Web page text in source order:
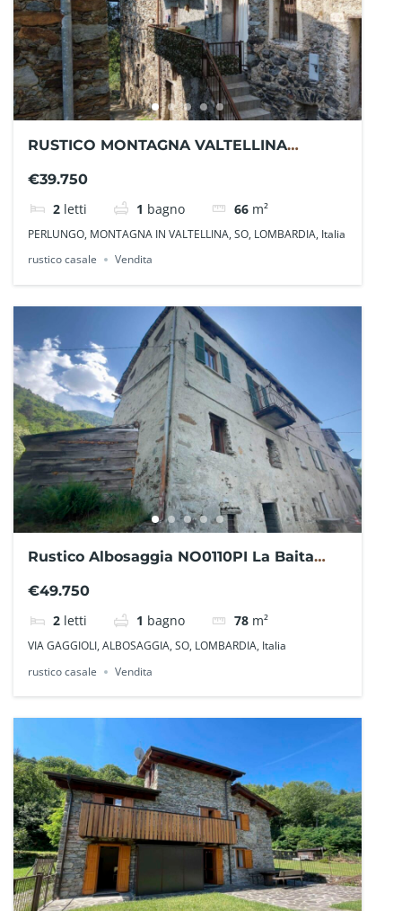
RUSTICO MONTAGNA VALTELLINA
€39.750
2 letti 1 bagno 66 m²
PERLUNGO, MONTAGNA IN VALTELLINA, SO, LOMBARDIA, Italia
rustico casale
Vendita
Rustico Albosaggia NO0110PI La Baita
€49.750
2 letti 1 bagno 78 m²
VIA GAGGIOLI, ALBOSAGGIA, SO, LOMBARDIA, Italia
rustico casale
Vendita